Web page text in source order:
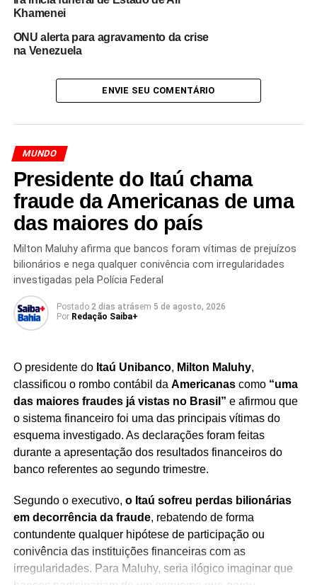
assistência às regiões mais afetadas.
A mensagem de Leão XIV reforça o apelo por
destruição provocado pelos terremotos, que deixaram
milhares de pessoas desabrigadas e intensificaram os
O pronunciamento também foi recebido como um gesto
de conforto às vítimas, fortalecendo o apoio espiritual às
famílias que enfrentam as consequências da catástrofe.
Redação Saiba+
APOIO À VENEZUELA
CATÁSTROFE NATURAL
DESASTRES NATURAIS
FERIDOS TERREMOTO
IGREJA CATÓLICA
LEÃO XIV
MENSAGEM DO PAPA
MORTOS NA VENEZUELA
NOTÍCIAS INTERNACIONAIS
ORAÇÃO DO PAPA
PAPA LEÃO XIV
SOLIDARIEDADE DO PAPA
TERREMOTO NA VENEZUELA
TERREMOTOS VENEZUELA
PRÓXIMO
Família de Lucas Trejo é encontrada morta
NÃO PERCA
Mortos por terremotos na Venezuela chegam a
1.430
Khamenei
ONU alerta para agravamento da crise
na Venezuela
ENVIE SEU COMENTÁRIO
MUNDO
Presidente do Itaú chama
fraude da Americanas de uma
das maiores do país
Milton Maluhy afirma que bancos foram vítimas de prejuízos
bilionários e nega qualquer conivência com irregularidades
investigadas pela Polícia Federal
Postado 2 dias atrásem 5 de agosto, 2026
Por Redação Saiba+
O presidente do Itaú Unibanco, Milton Maluhy,
classificou o rombo contábil da Americanascomo “uma
das maiores fraudes já vistas no Brasil” e afirmou que
o sistema financeiro foi uma das principais vítimas do
esquema investigado. As declarações foram feitas
durante a apresentação dos resultados financeiros do
banco referentes ao segundo trimestre.
Segundo o executivo, o Itaú sofreu perdas bilionárias
em decorrência da fraude, rebatendo de forma
contundente qualquer hipótese de participação ou
conivência das instituições financeiras com as
irregularidades. Para Maluhy, seria ilógico imaginar que